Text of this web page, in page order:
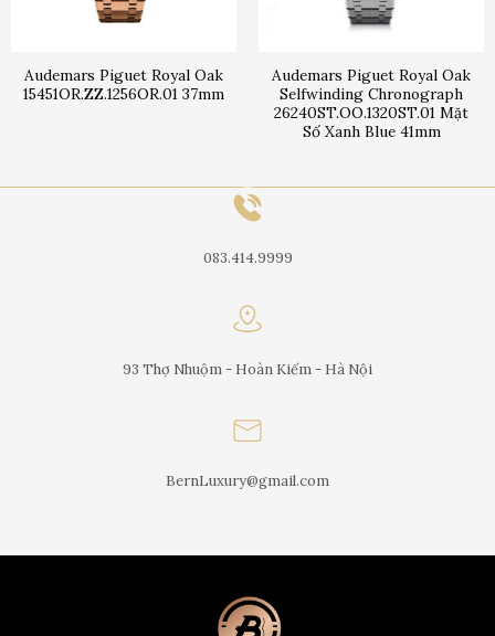
Audemars Piguet Royal Oak
15451OR.ZZ.1256OR.01 37mm
Audemars Piguet Royal Oak
Selfwinding Chronograph
26240ST.OO.1320ST.01 Mặt
Số Xanh Blue 41mm
083.414.9999
93 Thợ Nhuộm - Hoàn Kiếm - Hà Nội
BernLuxury@gmail.com